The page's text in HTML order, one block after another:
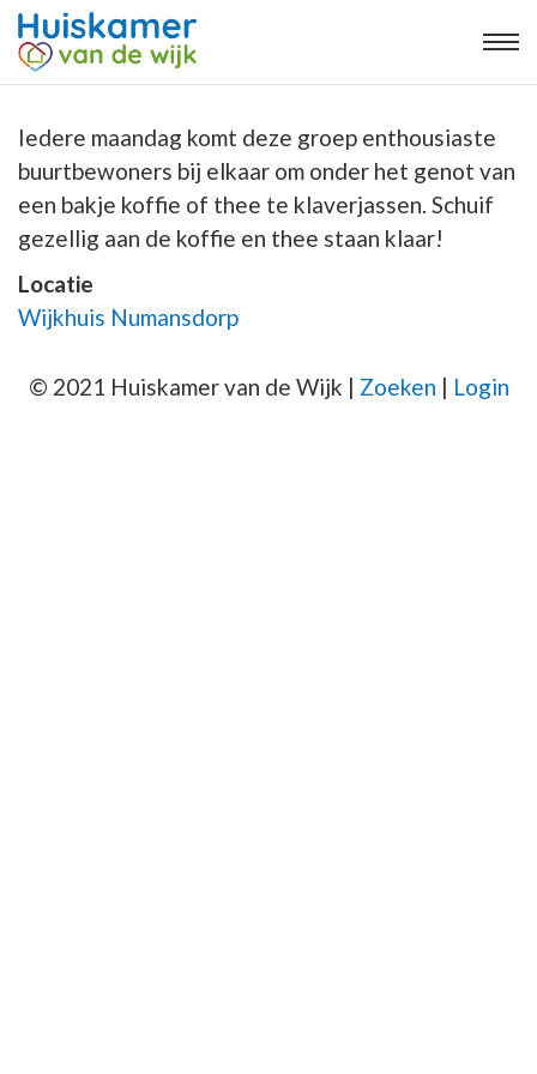
Iedere maandag komt deze groep enthousiaste
buurtbewoners bij elkaar om onder het genot van
een bakje koffie of thee te klaverjassen. Schuif
gezellig aan de koffie en thee staan klaar!
Locatie
Wijkhuis Numansdorp
© 2021 Huiskamer van de Wijk | Zoeken | Login